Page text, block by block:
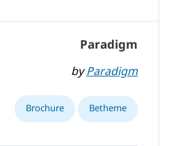
Paradigm
byParadigm
Betheme
Brochure